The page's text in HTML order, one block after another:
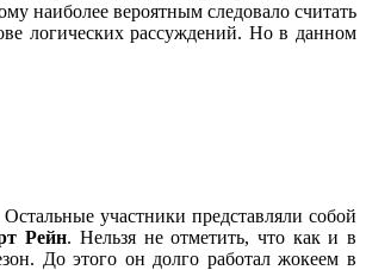
наиболее вероятным следовало считать
логических рассуждений. Но в данном
участники представляли собой
Рейн. Нельзя не отметить, что как и в
До этого он долго работал жокеем в